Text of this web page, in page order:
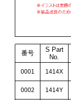
番号
S Part
No.
0001 1414X
0002 1414Y